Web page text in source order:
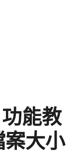
能教
大小